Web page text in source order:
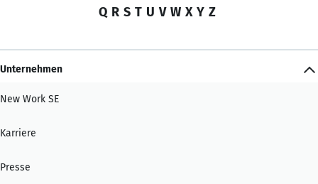
Q R S T U V W X Y Z
Unternehmen
New Work SE
Karriere
Presse